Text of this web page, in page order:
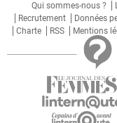
Qui sommes-nous ?
Recrutement
Données
Charte
RSS Mentions